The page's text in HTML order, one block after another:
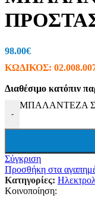
98.00€
ΚΩΔΙΚΟΣ:
Διαθέσιμο κατόπιν
-
ΜΠΑΛΑΝΤΕΖΑ
Σύγκριση
Προσθήκη στα
Κατηγορίες:
Κοινοποίηση: